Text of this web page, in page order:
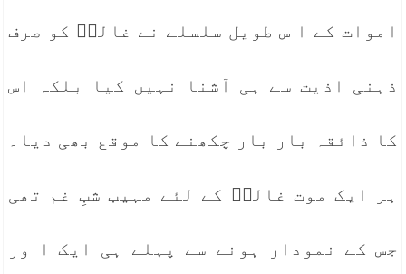
اموات کے ا س طویل سلسلے نے غالبؔ کو صرف
ذہنی اذیت سے ہی آشنا نہیں کیا بلکہ اس
کا ذائقہ بار بار چکھنے کا موقع بھی دیا۔
ہر ایک موت غالبؔ کے لئے مہیب شبِ غم تھی
جس کے نمودار ہونے سے پہلے ہی ایک ا ور